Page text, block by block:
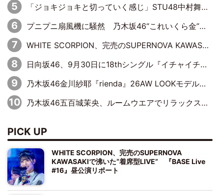
「ジョキジョキと切っていく感じ」STU48中村舞、新しい挑戦は自らの手で
プニプニ扇風機に騒然 乃木坂46“これいくら金”延長中は今回もわちゃわちゃ全開
WHITE SCORPION、完売のSUPERNOVA KAWASAKIで沸いた“着席型LIVE” 『BASE Live #16』昼公演リポート
日向坂46、9月30日に18thシングル『イチャイチャ虫』の発売決定！ フォーメーションは『日向坂で会いましょう』にて発表
乃木坂46金川紗耶『rienda』26AW LOOKモデルに就任
乃木坂46五百城茉央、ルームウエアでリラックス「今回のグラビアを見て成長を感じていただけるとうれしい」
PICK UP
WHITE SCORPION、完売のSUPERNOVA
KAWASAKIで沸いた“着席型LIVE” 『BASE Live
#16』昼公演リポート